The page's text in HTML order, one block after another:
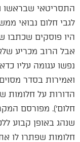
התסריטאי שבראשו
לגבי חלום נבואי
היו פוסקים שכתבו
אבל הרוב מכריע
נפשו עגומה עליו
ואמירות בסדר
הדורות על חלומות
חלום׳). מפורסם
שנהג באופן קבוע
חלומות שפתרו לו